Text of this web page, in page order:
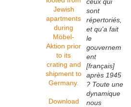
Download
sont
répertoriés,
et qu'a fait
le
gouvernem
ent
[français]
après 1945
? Toute une
dynamique
nous